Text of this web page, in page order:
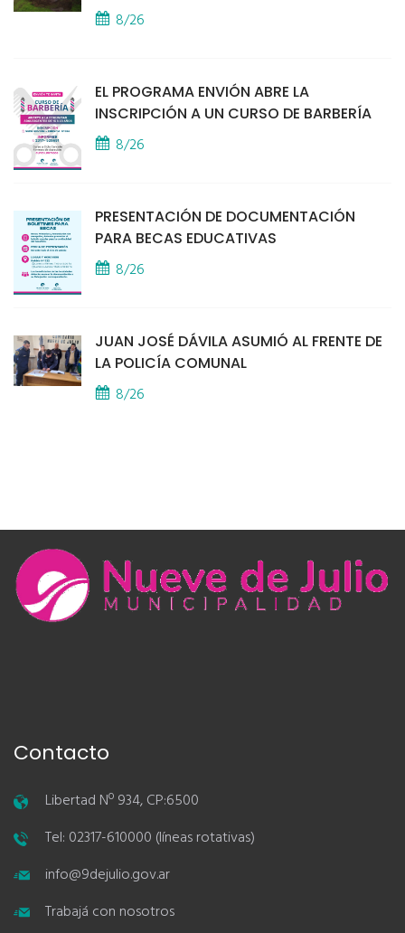
8/26
EL PROGRAMA ENVIÓN ABRE LA
INSCRIPCIÓN A UN CURSO DE BARBERÍA
8/26
PRESENTACIÓN DE DOCUMENTACIÓN
PARA BECAS EDUCATIVAS
8/26
JUAN JOSÉ DÁVILA ASUMIÓ AL FRENTE DE
LA POLICÍA COMUNAL
8/26
Contacto
Libertad Nº 934, CP:6500
Tel: 02317-610000 (líneas rotativas)
info@9dejulio.gov.ar
Trabajá con nosotros